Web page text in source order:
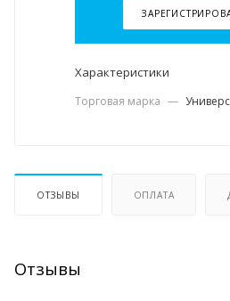
Характеристики
Торговая марка —
ОТЗЫВЫ ОПЛАТА
Отзывы